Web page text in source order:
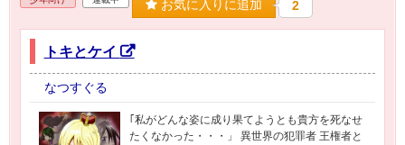
お気に入りに追加 2
トキとケイ
なつすぐる
｢私がどんな姿に成り果てようとも貴方を死なせ
たくなかった・・・」 異世界の犯罪者 王権者と